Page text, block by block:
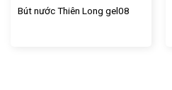
Bút nước Thiên Long gel08